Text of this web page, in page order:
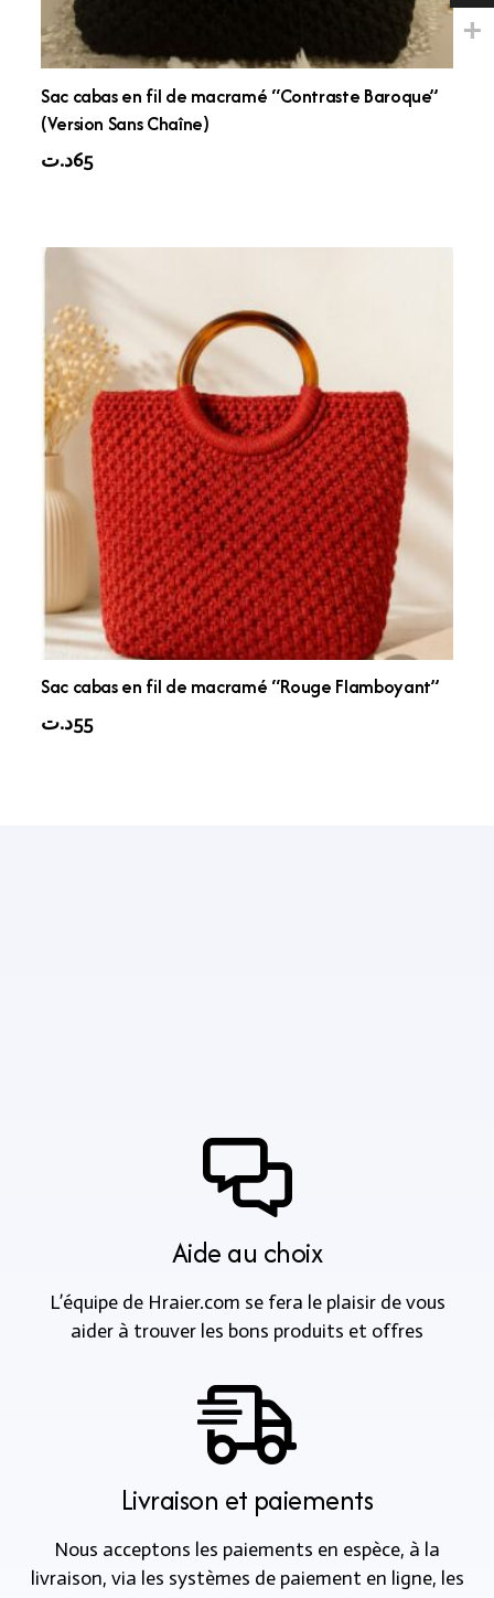
Sac cabas en fil de macramé “Contraste Baroque”
(Version Sans Chaîne)
65د.ت
Sac cabas en fil de macramé “Rouge Flamboyant”
55د.ت
Aide au choix
L’équipe de Hraier.com se fera le plaisir de vous
aider à trouver les bons produits et offres
Livraison et paiements
Nous acceptons les paiements en espèce, à la
livraison, via les systèmes de paiement en ligne, les